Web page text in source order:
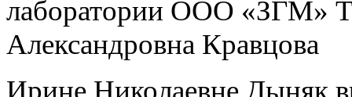
Ирине Николаевне Дыняк